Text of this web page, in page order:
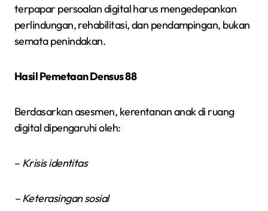
terpapar persoalan digital harus mengedepankan
perlindungan, rehabilitasi, dan pendampingan, bukan
semata penindakan.
Hasil Pemetaan Densus 88
Berdasarkan asesmen, kerentanan anak di ruang
digital dipengaruhi oleh:
– Krisis identitas
– Keterasingan sosial